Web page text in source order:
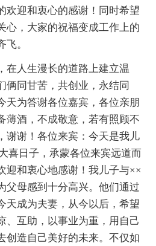
欢迎和衷心的感谢！同时希望
心，大家的祝福变成工作上的
。
在人生漫长的道路上建立温
俩同甘苦，共创业，永结同
天为答谢各位嘉宾，各位亲朋
薄酒，不成敬意，若有照顾不
谢谢！各位来宾：今天是我儿
喜日子，承蒙各位来宾远道而
迎和衷心地感谢！我儿子与××
父母感到十分高兴。他们通过
天成为夫妻，从今以后，希望
、互助，以事业为重，用自己
创造自己美好的未来。不仅如